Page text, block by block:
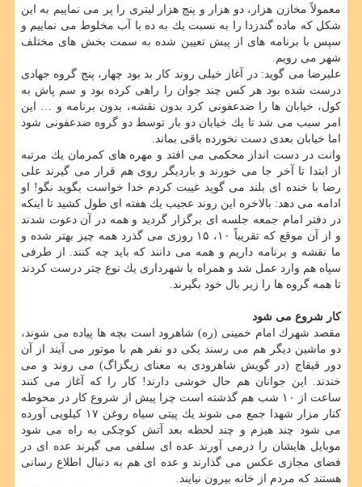
معمولاً مخازن هزار، دو هزار و پنج هزار لیتری را پر می نماییم به این
شكل كه ماده گندزدا را به نسبت یك به ده با آب مخلوط می نماییم و
سپس با برنامه های از پیش تعیین شده به سمت بخش های مختلف
شهر می رویم.
علیرضا می گوید: در آغاز خیلی روند كار بد بود چهار، پنج گروه جهادی
درست شده بود هر كس چند جوان را راهی كرده بود و سم پاش به
كول، خیابان ها را ضدعفونی كرد بدون نقشه، بدون برنامه و … این
امر سبب می شد تا یك خیابان دو بار توسط دو گروه ضدعفونی شود
اما خیابان بعدی دست نخورده باقی بماند.
وانت در دست انداز محكمی می افتد و مهره های كمرمان یك مرتبه
از ابتدا تا آخر جا می خورند و باردیگر روی هم قرار می گیرند علی
رضا با خنده ای بلند می گوید غیبت كردم خدا خواست بگوید نگو! او
ادامه می دهد: بالاخره این روند عجیب یك هفته ای طول كشید تا اینكه
در دفتر امام جمعه جلسه ای برگزار گردید و همه در آن دعوت شدند
و از آن موقع كه تقریباً ۱۰، ۱۵ روزی می گذرد همه چیز بهتر شده و
ما نقشه و برنامه داریم و همه می دانند كه باید چه كنند. از طرفی
سپاه هم وارد عمل شد و همراه با شهرداری یك نوع چتر درست كردند
تا همه گروه ها را زیر بال خود بگیرند.
كار شروع می شود
مقصد شهرك امام خمینی (ره) شاهرود است بچه ها پیاده می شوند،
دو ماشین دیگر هم می رسند یكی دو نفر هم با موتور می آیند از آن
دور قیقاج (در گویش شاهرودی به معنای زیگزاگ) می روند و می
خندند. این جوانان هم حال خوشی دارند! كار را كه آغاز می كنند
ساعت از ۱۰ شب هم گذشته است چرا پیش از شروع كار در محوطه
كنار مزار شهدا جمع می شوند یك پیتی سیاه روغن ۱۷ كیلویی آورده
می شود چند هیزم و چند لحظه بعد آتش كوچكی به راه می شود
موبایل هایشان را درمی آورند عده ای سلفی می گیرند عده ای در
فضای مجازی عكس می گذارند و عده ای هم به دنبال اطلاع رسانی
هستند كه مردم از خانه بیرون نیایند.